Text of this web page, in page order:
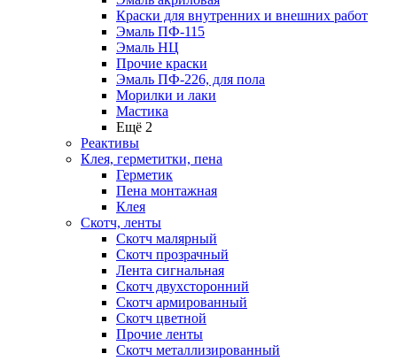
Краски для внутренних и внешних работ
Эмаль ПФ-115
Эмаль НЦ
Прочие краски
Эмаль ПФ-226, для пола
Морилки и лаки
Мастика
Ещё 2
Реактивы
Клея, герметитки, пена
Герметик
Пена монтажная
Клея
Скотч, ленты
Скотч малярный
Скотч прозрачный
Лента сигнальная
Скотч двухсторонний
Скотч армированный
Скотч цветной
Прочие ленты
Скотч металлизированный